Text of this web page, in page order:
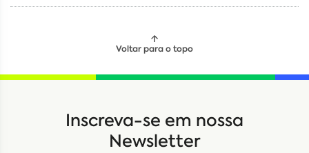
Voltar para o topo
Inscreva-se em nossa
Newsletter
Locação Compra de seminovos